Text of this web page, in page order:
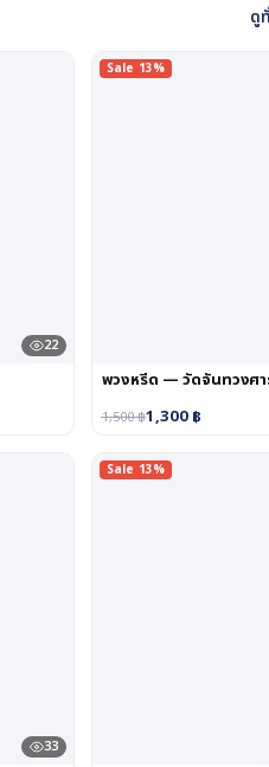
ดู
22
Sale 13%
พวงหรีด — วัดจันทวงศา
1,500฿1,300 ฿
33
Sale 13%